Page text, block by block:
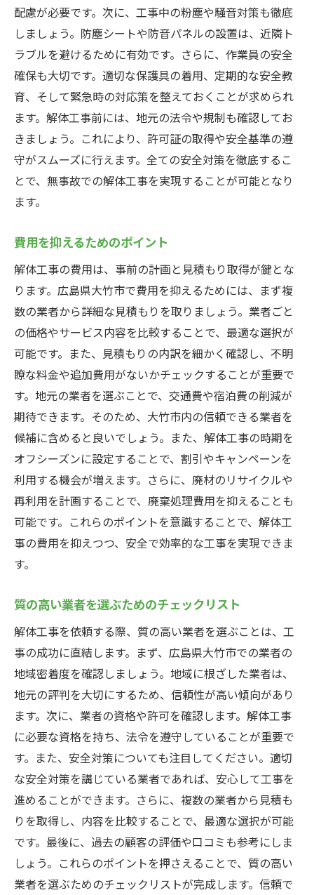
配慮が必要です。次に、工事中の粉塵や騒音対策も徹底
しましょう。防塵シートや防音パネルの設置は、近隣ト
ラブルを避けるために有効です。さらに、作業員の安全
確保も大切です。適切な保護具の着用、定期的な安全教
育、そして緊急時の対応策を整えておくことが求められ
ます。解体工事前には、地元の法令や規制も確認してお
きましょう。これにより、許可証の取得や安全基準の遵
守がスムーズに行えます。全ての安全対策を徹底するこ
とで、無事故での解体工事を実現することが可能となり
ます。
費用を抑えるためのポイント
解体工事の費用は、事前の計画と見積もり取得が鍵とな
ります。広島県大竹市で費用を抑えるためには、まず複
数の業者から詳細な見積もりを取りましょう。業者ごと
の価格やサービス内容を比較することで、最適な選択が
可能です。また、見積もりの内訳を細かく確認し、不明
瞭な料金や追加費用がないかチェックすることが重要で
す。地元の業者を選ぶことで、交通費や宿泊費の削減が
期待できます。そのため、大竹市内の信頼できる業者を
候補に含めると良いでしょう。また、解体工事の時期を
オフシーズンに設定することで、割引やキャンペーンを
利用する機会が増えます。さらに、廃材のリサイクルや
再利用を計画することで、廃棄処理費用を抑えることも
可能です。これらのポイントを意識することで、解体工
事の費用を抑えつつ、安全で効率的な工事を実現できま
す。
質の高い業者を選ぶためのチェックリスト
解体工事を依頼する際、質の高い業者を選ぶことは、工
事の成功に直結します。まず、広島県大竹市での業者の
地域密着度を確認しましょう。地域に根ざした業者は、
地元の評判を大切にするため、信頼性が高い傾向があり
ます。次に、業者の資格や許可を確認します。解体工事
に必要な資格を持ち、法令を遵守していることが重要で
す。また、安全対策についても注目してください。適切
な安全対策を講じている業者であれば、安心して工事を
進めることができます。さらに、複数の業者から見積も
りを取得し、内容を比較することで、最適な選択が可能
です。最後に、過去の顧客の評価や口コミも参考にしま
しょう。これらのポイントを押さえることで、質の高い
業者を選ぶためのチェックリストが完成します。信頼で